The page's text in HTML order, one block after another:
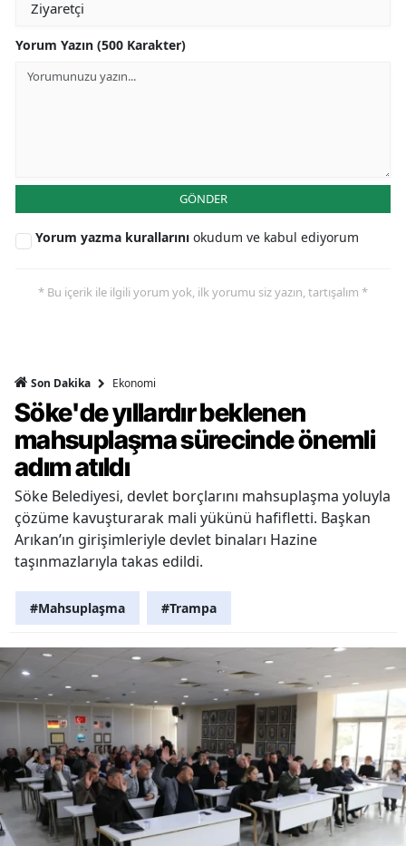
Yorum Yazın (500 Karakter)
GÖNDER
Yorum yazma kurallarını okudum ve kabul ediyorum
* Bu içerik ile ilgili yorum yok, ilk yorumu siz yazın, tartışalım *
Son Dakika Ekonomi
Söke'de yıllardır beklenen
mahsuplaşma sürecinde önemli
adım atıldı
Söke Belediyesi, devlet borçlarını mahsuplaşma yoluyla
çözüme kavuşturarak mali yükünü hafifletti. Başkan
Arıkan’ın girişimleriyle devlet binaları Hazine
taşınmazlarıyla takas edildi.
#Mahsuplaşma #Trampa